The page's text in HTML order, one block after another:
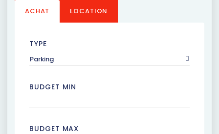
ACHAT LOCATION
TYPE
Parking
BUDGET MIN
BUDGET MAX